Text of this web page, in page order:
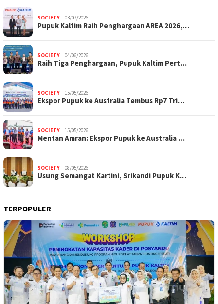
SOCIETY 03/07/2026
Pupuk Kaltim Raih Penghargaan AREA 2026,…
SOCIETY 04/06/2026
Raih Tiga Penghargaan, Pupuk Kaltim Pert…
SOCIETY 15/05/2026
Ekspor Pupuk ke Australia Tembus Rp7 Tri…
SOCIETY 15/05/2026
Mentan Amran: Ekspor Pupuk ke Australia …
SOCIETY 08/05/2026
Usung Semangat Kartini, Srikandi Pupuk K…
TERPOPULER